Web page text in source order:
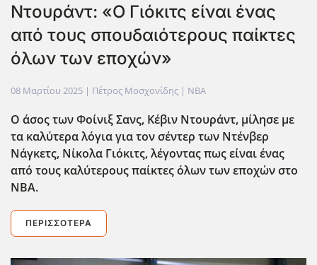
Ντουράντ: «Ο Γιόκιτς είναι ένας
από τους σπουδαιότερους παίκτες
όλων των εποχών»
08 Μαρτίου 2025 | Πέτρος Μοσχονίδης | NBA
Ο άσος των Φοίνιξ Σανς, Κέβιν Ντουράντ, μίλησε με
τα καλύτερα λόγια για τον σέντερ των Ντένβερ
Νάγκετς, Νίκολα Γιόκιτς, λέγοντας πως είναι ένας
από τους καλύτερους παίκτες όλων των εποχών στο
ΝΒΑ.
ΠΕΡΙΣΣΌΤΕΡΑ